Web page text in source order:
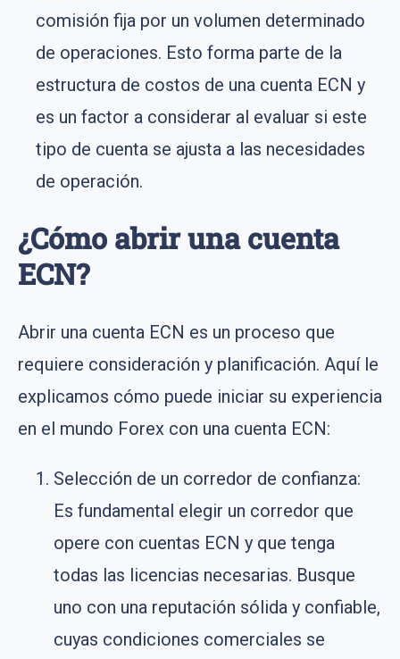
comisión fija por un volumen determinado
de operaciones. Esto forma parte de la
estructura de costos de una cuenta ECN y
es un factor a considerar al evaluar si este
tipo de cuenta se ajusta a las necesidades
de operación.
¿Cómo abrir una cuenta
ECN?
Abrir una cuenta ECN es un proceso que
requiere consideración y planificación. Aquí le
explicamos cómo puede iniciar su experiencia
en el mundo Forex con una cuenta ECN:
Selección de un corredor de confianza:
Es fundamental elegir un corredor que
opere con cuentas ECN y que tenga
todas las licencias necesarias. Busque
uno con una reputación sólida y confiable,
cuyas condiciones comerciales se